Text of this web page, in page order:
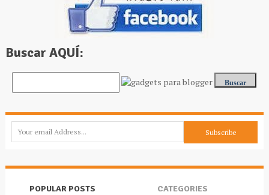
Buscar AQUÍ:
POPULAR POSTS CATEGORIES